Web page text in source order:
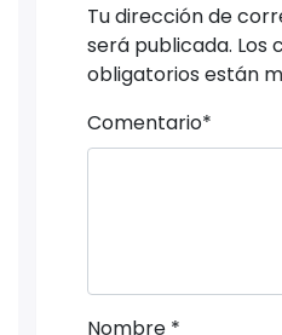
Tu dirección de
será publicada. Los
obligatorios están
Comentario*
Nombre *